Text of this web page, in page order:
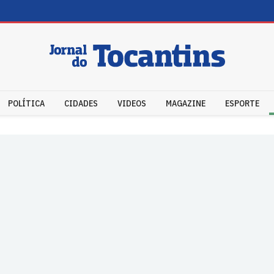
POLÍTICA CIDADES VIDEOS MAGAZINE ESPORTE